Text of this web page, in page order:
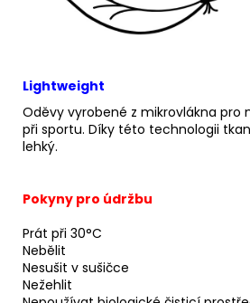
Lightweight
Oděvy vyrobené z mikrovlákna pro
při sportu. Díky této technologii
lehký.
Pokyny pro údržbu
Prát při 30°C
Nebělit
Nesušit v sušičce
Nežehlit